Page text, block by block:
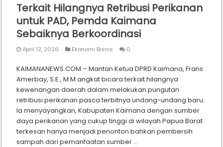
Terkait Hilangnya Retribusi Perikanan
untuk PAD, Pemda Kaimana
Sebaiknya Berkoordinasi
April 12, 2026 Ekonomi Bisnis 0
KAIMANANEWS.COM – Mantan Ketua DPRD Kaimana, Frans
Amerbay, S.E., M.M angkat bicara terkait hilangnya
kewenangan daerah dalam melakukan pungutan
retribusi perikanan pasca terbitnya undang-undang baru.
Ia menyayangkan, Kabupaten Kaimana dengan sumber
daya perikanan yang cukup tinggi di wilayah Papua Barat
terkesan hanya menjadi penonton bahkan pembersih
sampah dari pemanfaatan sumber …